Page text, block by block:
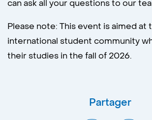
can ask all your questions to our
Please note: This event is aimed at
international student community
their studies in the fall of 2026.
Partager